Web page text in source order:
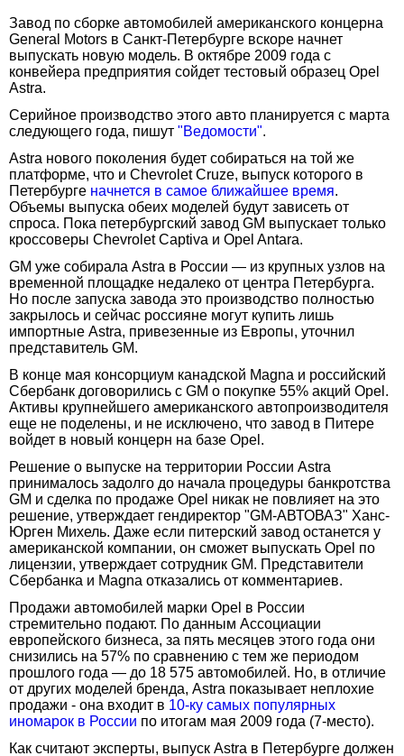
Завод по сборке автомобилей американского концерна
General Motors в Санкт-Петербурге вскоре начнет
выпускать новую модель. В октябре 2009 года с
конвейера предприятия сойдет тестовый образец Opel
Astra.
Серийное производство этого авто планируется с марта
следующего года, пишут "Ведомости".
Astra нового поколения будет собираться на той же
платформе, что и Chevrolet Cruze, выпуск которого в
Петербурге начнется в самое ближайшее время.
Объемы выпуска обеих моделей будут зависеть от
спроса. Пока петербургский завод GM выпускает только
кроссоверы Chevrolet Captiva и Opel Antara.
GM уже собирала Astra в России — из крупных узлов на
временной площадке недалеко от центра Петербурга.
Но после запуска завода это производство полностью
закрылось и сейчас россияне могут купить лишь
импортные Astra, привезенные из Европы, уточнил
представитель GM.
В конце мая консорциум канадской Magna и российский
Сбербанк договорились c GM о покупке 55% акций Opel.
Активы крупнейшего американского автопроизводителя
еще не поделены, и не исключено, что завод в Питере
войдет в новый концерн на базе Opel.
Решение о выпуске на территории России Astra
принималось задолго до начала процедуры банкротства
GM и сделка по продаже Opel никак не повлияет на это
решение, утверждает гендиректор "GM-АВТОВАЗ" Ханс-
Юрген Михель. Даже если питерский завод останется у
американской компании, он сможет выпускать Opel по
лицензии, утверждает сотрудник GM. Представители
Сбербанка и Magna отказались от комментариев.
Продажи автомобилей марки Opel в России
стремительно подают. По данным Ассоциации
европейского бизнеса, за пять месяцев этого года они
снизились на 57% по сравнению с тем же периодом
прошлого года — до 18 575 автомобилей. Но, в отличие
от других моделей бренда, Astra показывает неплохие
продажи - она входит в 10-ку самых популярных
иномарок в России по итогам мая 2009 года (7-место).
Как считают эксперты, выпуск Astra в Петербурге должен